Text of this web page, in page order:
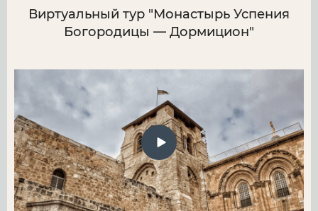
Виртуальный тур "Монастырь Успения
Богородицы — Дормицион"